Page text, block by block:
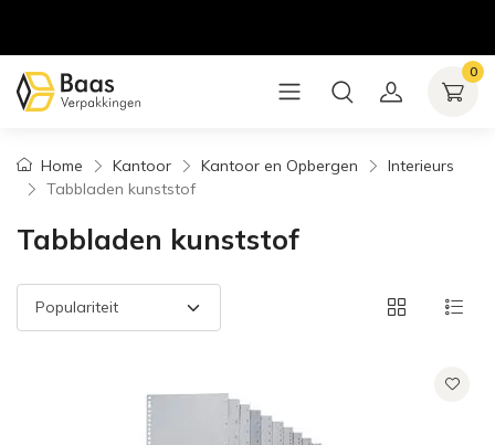
0
Home Kantoor Kantoor en Opbergen
Interieurs
Tabbladen kunststof
Tabbladen kunststof